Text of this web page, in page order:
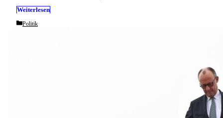
Weiterlesen
Categories
Politik